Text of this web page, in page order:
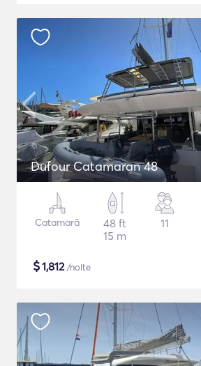
Dufour Catamaran 48
Catamarã
48 ft
15 m
11
$1,812/noite